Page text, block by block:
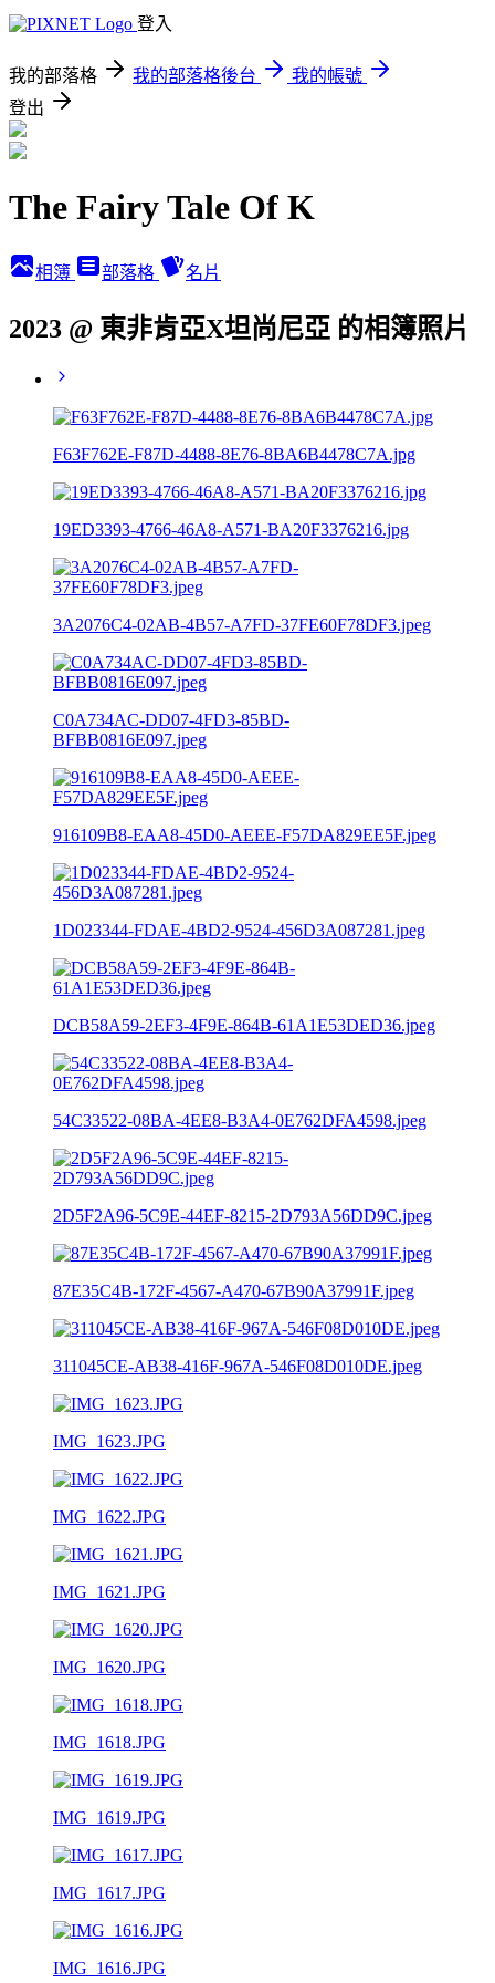
登入
我的部落格 我的部落格後台
我的帳號
登出
The Fairy Tale Of K
相簿 部落格 名片
2023 @ 東非肯亞X坦尚尼亞 的相簿照片
F63F762E-F87D-4488-8E76-8BA6B4478C7A.jpg
19ED3393-4766-46A8-A571-BA20F3376216.jpg
3A2076C4-02AB-4B57-A7FD-37FE60F78DF3.jpeg
C0A734AC-DD07-4FD3-85BD-
BFBB0816E097.jpeg
916109B8-EAA8-45D0-AEEE-F57DA829EE5F.jpeg
1D023344-FDAE-4BD2-9524-456D3A087281.jpeg
DCB58A59-2EF3-4F9E-864B-61A1E53DED36.jpeg
54C33522-08BA-4EE8-B3A4-0E762DFA4598.jpeg
2D5F2A96-5C9E-44EF-8215-2D793A56DD9C.jpeg
87E35C4B-172F-4567-A470-67B90A37991F.jpeg
311045CE-AB38-416F-967A-546F08D010DE.jpeg
IMG_1623.JPG
IMG_1622.JPG
IMG_1621.JPG
IMG_1620.JPG
IMG_1618.JPG
IMG_1619.JPG
IMG_1617.JPG
IMG_1616.JPG